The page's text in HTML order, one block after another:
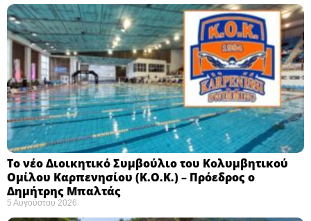
Το νέο Διοικητικό Συμβούλιο του Κολυμβητικού
Ομίλου Καρπενησίου (Κ.Ο.Κ.) – Πρόεδρος ο
Δημήτρης Μπαλτάς
5 Αυγούστου 2026